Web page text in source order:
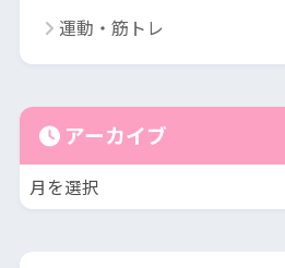
運動・筋トレ
アーカイブ